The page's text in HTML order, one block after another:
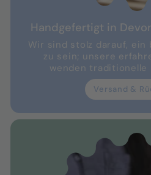
Handgefertigt in
Wir sind stolz darauf,
zu sein; unsere
wenden traditionelle
Versand &